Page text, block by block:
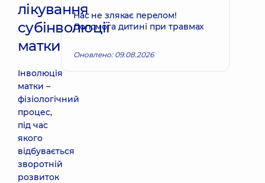
лікування
субінволюції
матки
Інволюція
матки –
фізіологічний
процес,
під час
якого
відбувається
зворотній
розвиток
Нас не злякає перелом!
Допомога дитині при травмах
Оновлено: 09.08.2026